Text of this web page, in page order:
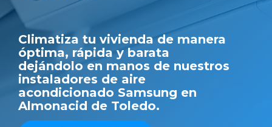
Climatiza tu vivienda de manera
óptima, rápida y barata
dejándolo en manos de nuestros
instaladores de aire
acondicionado Samsung en
Almonacid de Toledo.